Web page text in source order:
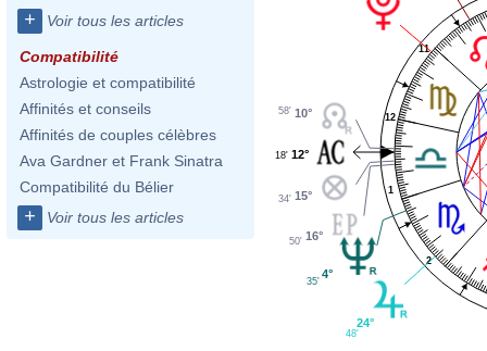
+ Voir tous les articles
Compatibilité
Astrologie et compatibilité
Affinités et conseils
Affinités de couples célèbres
Ava Gardner et Frank Sinatra
Compatibilité du Bélier
+ Voir tous les articles
1
2
11
12
10°
58'
12°
18'
15°
34'
16°
50'
4°
35'
24°
48'